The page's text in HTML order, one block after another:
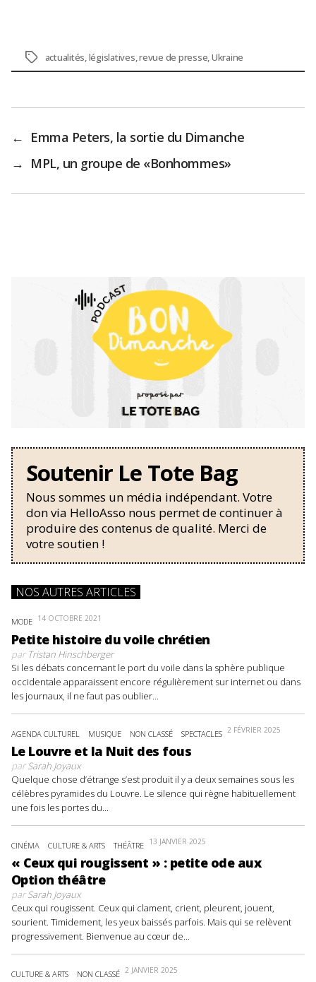
Étiquettes
actualités,législatives,revue de presse,Ukraine
← Emma Peters, la sortie du Dimanche
→ MPL, un groupe de «Bonhommes»
Soutenir Le Tote Bag
Nous sommes un média indépendant. Votre
don via HelloAsso nous permet de continuer à
produire des contenus de qualité. Merci de
votre soutien !
NOS AUTRES ARTICLES
MODE 14 OCTOBRE 2021
Petite histoire du voile chrétien
parTristan Hinschberger
Si les débats concernant le port du voile dans la sphère publique
occidentale apparaissent encore régulièrement sur internet ou dans
les journaux, il ne faut pas oublier...
AGENDA CULTUREL MUSIQUE NON CLASSÉ SPECTACLES 2 FÉVRIER 2025
Le Louvre et la Nuit des fous
parSarah Joyaux
Quelque chose d’étrange s’est produit il y a deux semaines sous les
célèbres pyramides du Louvre. Le silence qui règne habituellement
une fois les portes du...
CINÉMA CULTURE & ARTS THÉÂTRE 13 JANVIER 2025
« Ceux qui rougissent » : petite ode aux
Option théâtre
parSarah Joyaux
Ceux qui rougissent. Ceux qui clament, crient, pleurent, jouent,
sourient. Timidement, les yeux baissés parfois. Mais qui se relèvent
progressivement. Bienvenue au cœur de...
CULTURE & ARTS NON CLASSÉ 2 JANVIER 2025